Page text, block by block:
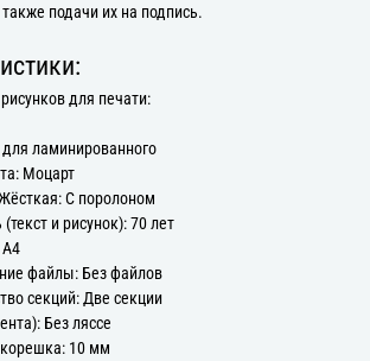
подачи их на подпись.
для печати:
для ламинированного
Моцарт
С поролоном
и рисунок): 70 лет
файлы: Без файлов
секций: Две секции
Без ляссе
10 мм